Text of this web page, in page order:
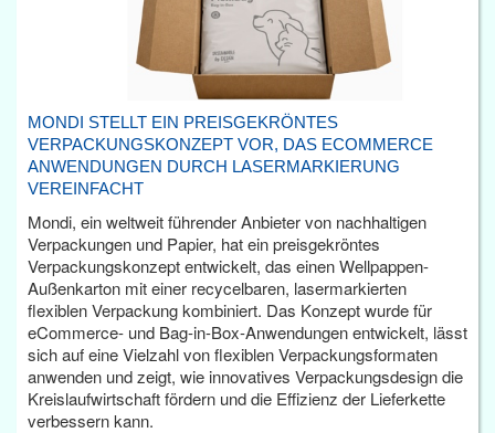
MONDI STELLT EIN PREISGEKRÖNTES
VERPACKUNGSKONZEPT VOR, DAS ECOMMERCE
ANWENDUNGEN DURCH LASERMARKIERUNG
VEREINFACHT
Mondi, ein weltweit führender Anbieter von nachhaltigen
Verpackungen und Papier, hat ein preisgekröntes
Verpackungskonzept entwickelt, das einen Wellpappen-
Außenkarton mit einer recycelbaren, lasermarkierten
flexiblen Verpackung kombiniert. Das Konzept wurde für
eCommerce- und Bag-in-Box-Anwendungen entwickelt, lässt
sich auf eine Vielzahl von flexiblen Verpackungsformaten
anwenden und zeigt, wie innovatives Verpackungsdesign die
Kreislaufwirtschaft fördern und die Effizienz der Lieferkette
verbessern kann.